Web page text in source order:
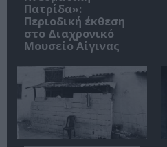
Πατρίδα»:
Περιοδική έκθεση
στο Διαχρονικό
Μουσείο Αίγινας